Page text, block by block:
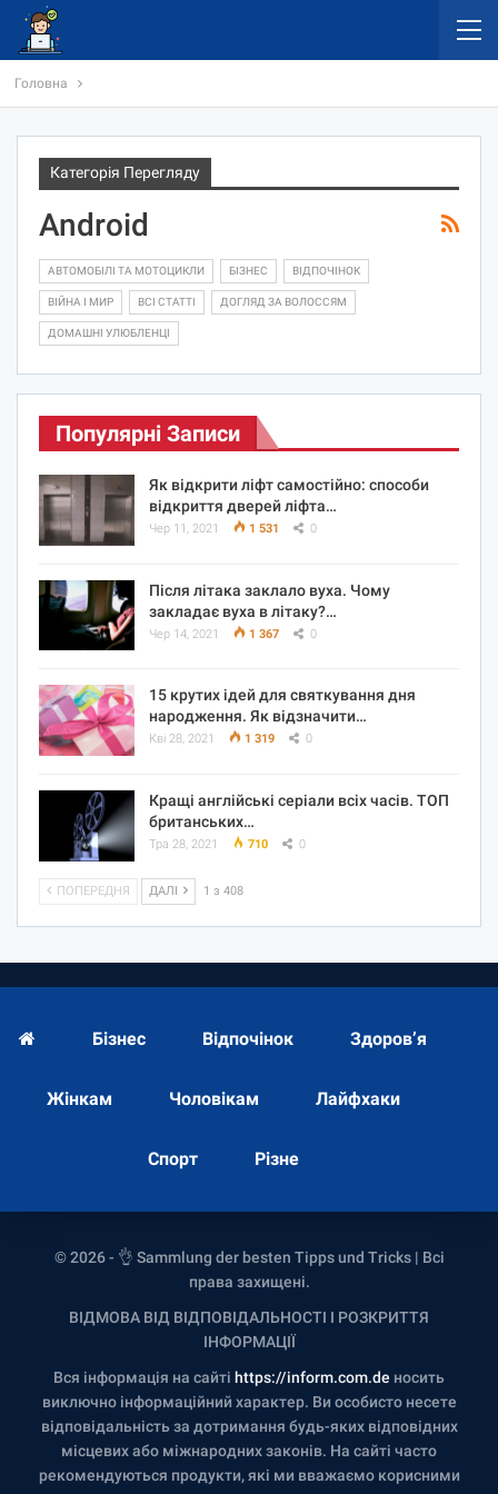
Головна
Категорія Перегляду
Android
АВТОМОБІЛІ ТА МОТОЦИКЛИ БІЗНЕС ВІДПОЧІНОК
ВІЙНА І МИР ВСІ СТАТТІ ДОГЛЯД ЗА ВОЛОССЯМ
ДОМАШНІ УЛЮБЛЕНЦІ
Популярні Записи
Як відкрити ліфт самостійно: способи
відкриття дверей ліфта…
Чер 11, 2021 1 531 0
Після літака заклало вуха. Чому
закладає вуха в літаку?…
Чер 14, 2021 1 367 0
15 крутих ідей для святкування дня
народження. Як відзначити…
Кві 28, 2021 1 319 0
Кращі англійські серіали всіх часів. ТОП
британських…
Тра 28, 2021 710 0
ПОПЕРЕДНЯ ДАЛІ 1 з 408
Бізнес Відпочінок Здоров’я
Жінкам Чоловікам Лайфхаки
Спорт Різне
© 2026 - 👌 Sammlung der besten Tipps und Tricks | Всі
права захищені.
ВІДМОВА ВІД ВІДПОВІДАЛЬНОСТІ І РОЗКРИТТЯ
ІНФОРМАЦІЇ
Вся інформація на сайті https://inform.com.de носить
виключно інформаційний характер. Ви особисто несете
відповідальність за дотримання будь-яких відповідних
місцевих або міжнародних законів. На сайті часто
рекомендуються продукти, які ми вважаємо корисними